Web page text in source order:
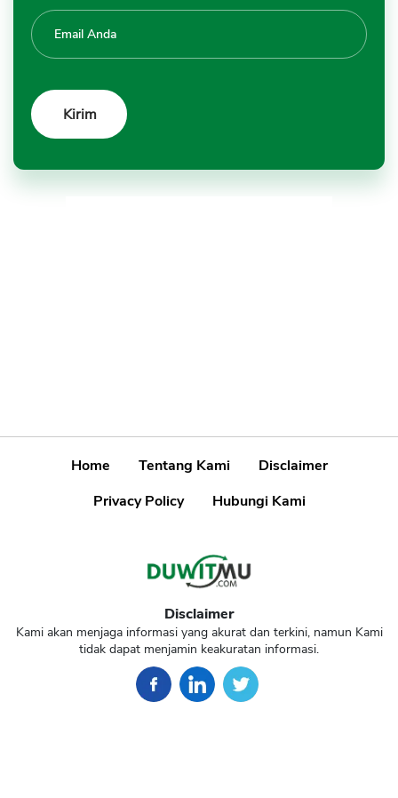
Home Tentang Kami
Disclaimer
Privacy Policy
Hubungi Kami
Disclaimer
Kami akan menjaga informasi yang akurat dan terkini, namun Kami
tidak dapat menjamin keakuratan informasi.